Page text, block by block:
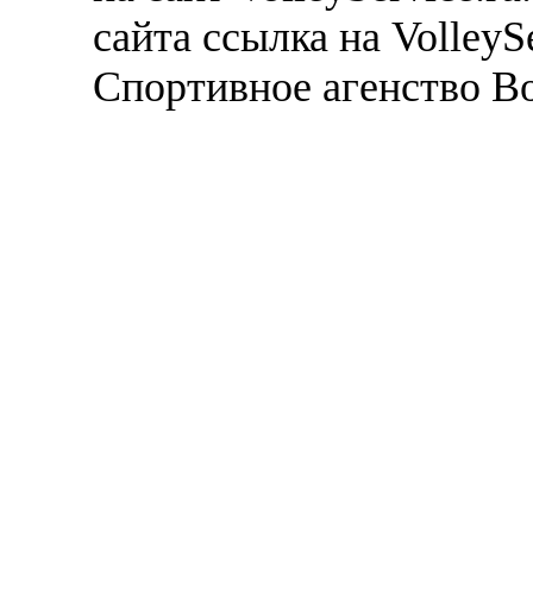
сайта ссылка на
Спортивное агенство